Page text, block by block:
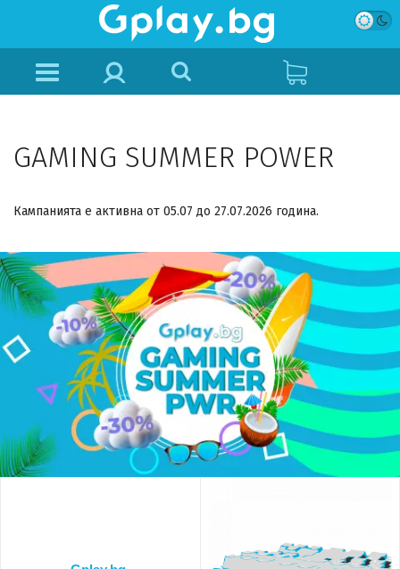
GAMING SUMMER POWER
Кампанията е активна от 05.07 до 27.07.2026 година.